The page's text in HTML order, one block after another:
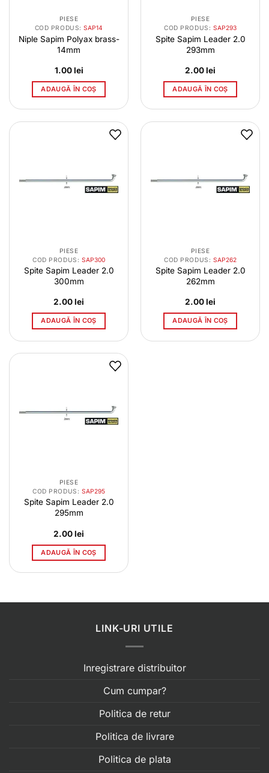
PIESE
COD PRODUS:SAP14
Niple Sapim Polyax brass-
14mm
1.00lei
ADAUGĂ ÎN COȘ
PIESE
COD PRODUS: SAP293
Spite Sapim Leader 2.0
293mm
2.00lei
ADAUGĂ ÎN COȘ
PIESE
COD PRODUS: SAP300
Spite Sapim Leader 2.0
300mm
2.00lei
ADAUGĂ ÎN COȘ
PIESE
COD PRODUS: SAP262
Spite Sapim Leader 2.0
262mm
2.00lei
ADAUGĂ ÎN COȘ
PIESE
COD PRODUS: SAP295
Spite Sapim Leader 2.0
295mm
2.00lei
ADAUGĂ ÎN COȘ
LINK-URI UTILE
Inregistrare distribuitor
Cum cumpar?
Politica de retur
Politica de livrare
Politica de plata